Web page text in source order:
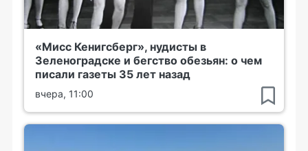
«Мисс Кенигсберг», нудисты в
Зеленоградске и бегство обезьян: о чем
писали газеты 35 лет назад
вчера, 11:00